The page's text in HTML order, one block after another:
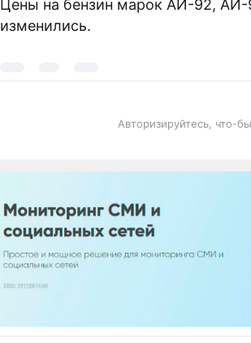
Цены на бензин марок АИ-92, АИ-
изменились.
Авторизируйтесь, что-